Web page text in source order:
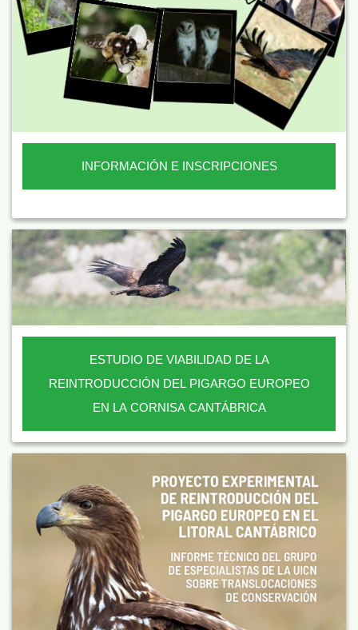
INFORMACIÓN E INSCRIPCIONES
ESTUDIO DE VIABILIDAD DE LA
REINTRODUCCIÓN DEL PIGARGO EUROPEO
EN LA CORNISA CANTÁBRICA